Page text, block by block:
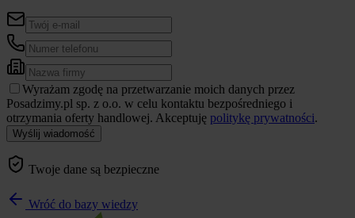
Wyrażam zgodę na przetwarzanie moich danych przez
Posadzimy.pl sp. z o.o. w celu kontaktu bezpośredniego i
otrzymania oferty handlowej. Akceptuję politykę prywatności.
Wyślij wiadomość
Twoje dane są bezpieczne
Wróć do bazy wiedzy